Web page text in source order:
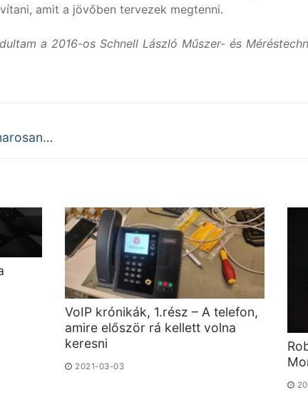
amit a jövőben tervezek megtenni.
a 2016-os Schnell László Műszer- és
VoIP krónikák, 1.rész – A telefon,
amire először rá kellett volna
keresni
2021-03-03